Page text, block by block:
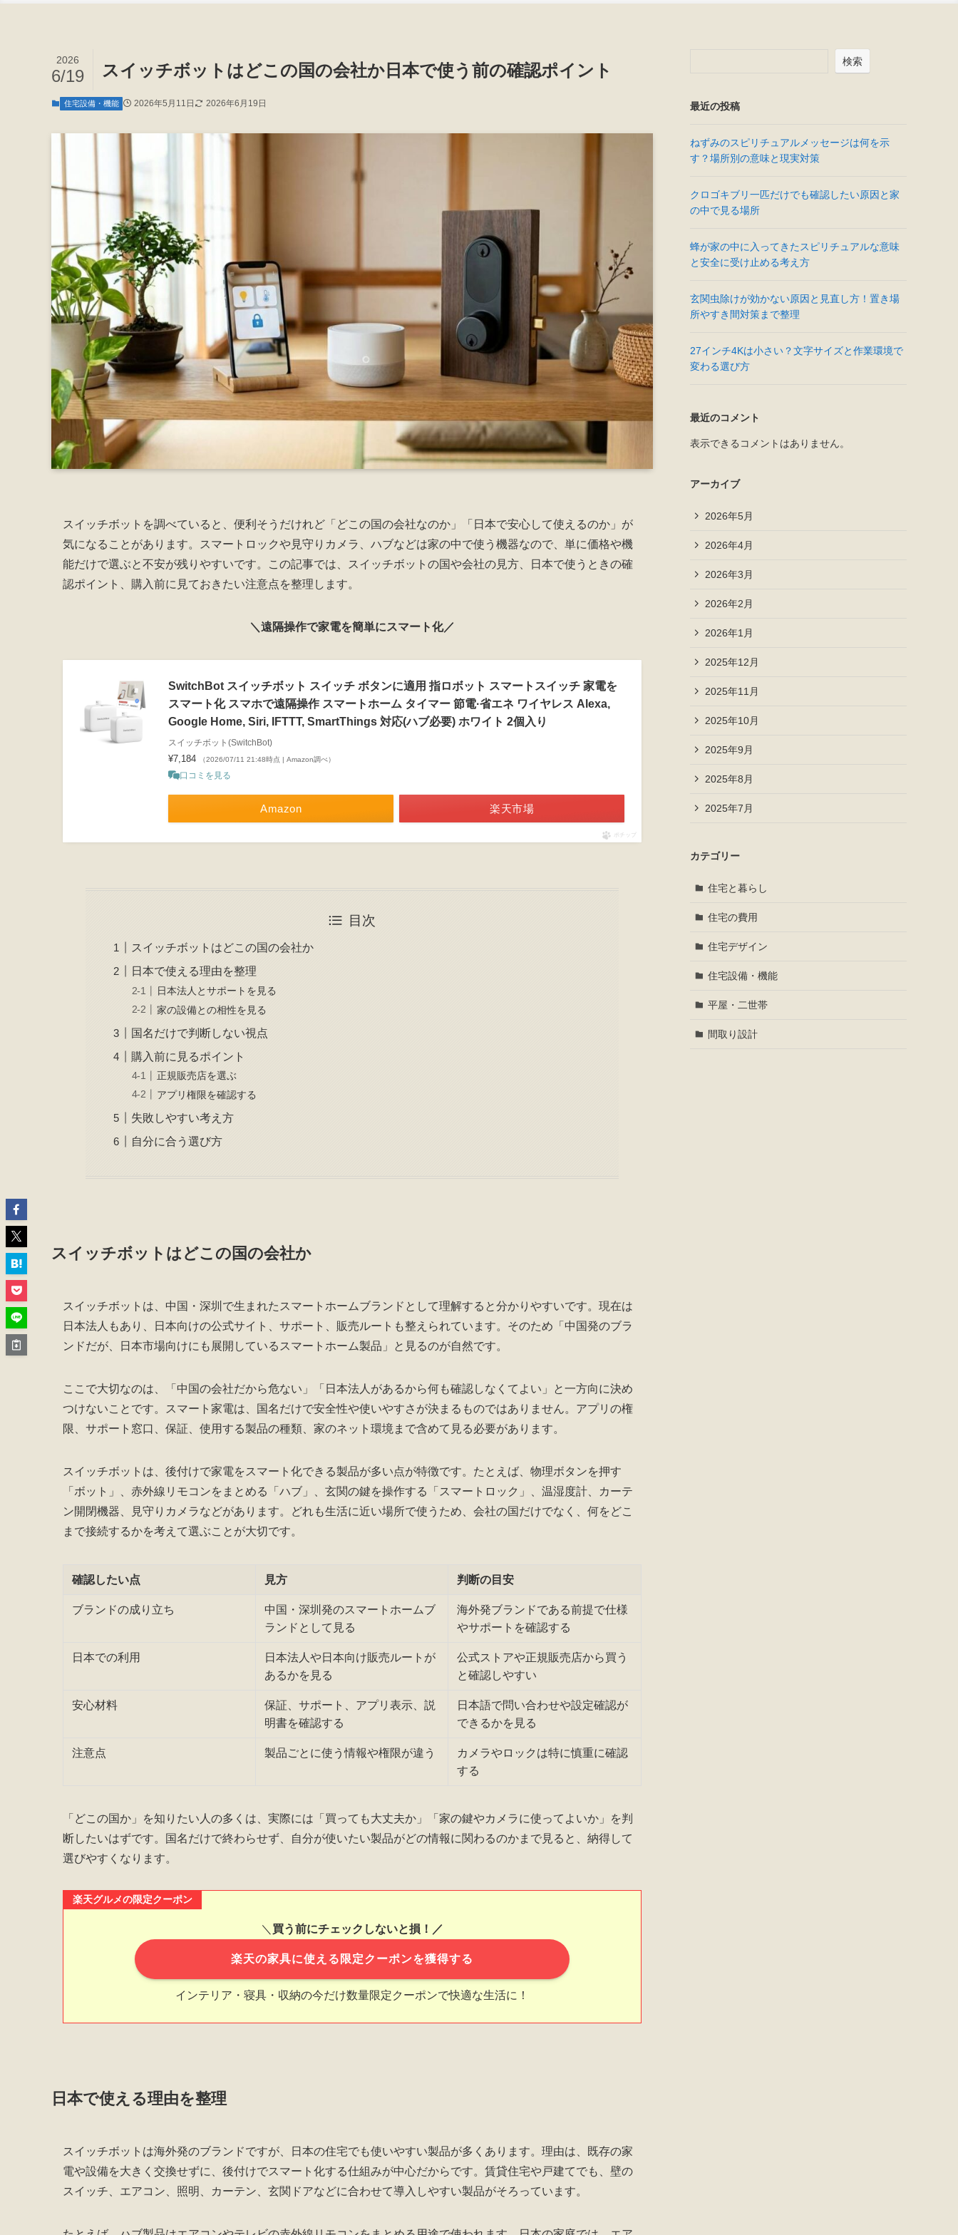
スイッチボットはどこの国の会社か日本で使う前の確認ポイント
2026
6/19
住宅設備・機能 2026年5月11日 2026年6月19日
スイッチボットを調べていると、便利そうだけれど「どこの国の会社なのか」「日本で安心して使えるのか」が
気になることがあります。スマートロックや見守りカメラ、ハブなどは家の中で使う機器なので、単に価格や機
能だけで選ぶと不安が残りやすいです。この記事では、スイッチボットの国や会社の見方、日本で使うときの確
認ポイント、購入前に見ておきたい注意点を整理します。
＼遠隔操作で家電を簡単にスマート化／
SwitchBot スイッチボット スイッチ ボタンに適用 指ロボット スマートスイッチ 家電を
スマート化 スマホで遠隔操作 スマートホーム タイマー 節電·省エネ ワイヤレス Alexa,
Google Home, Siri, IFTTT, SmartThings 対応(ハブ必要) ホワイト 2個入り
スイッチボット(SwitchBot)
¥7,184 （2026/07/11 21:48時点 | Amazon調べ）
口コミを見る
Amazon 楽天市場
ポチップ
目次
スイッチボットはどこの国の会社か
日本で使える理由を整理
日本法人とサポートを見る
家の設備との相性を見る
国名だけで判断しない視点
購入前に見るポイント
正規販売店を選ぶ
アプリ権限を確認する
失敗しやすい考え方
自分に合う選び方
スイッチボットはどこの国の会社か
スイッチボットは、中国・深圳で生まれたスマートホームブランドとして理解すると分かりやすいです。現在は
日本法人もあり、日本向けの公式サイト、サポート、販売ルートも整えられています。そのため「中国発のブラ
ンドだが、日本市場向けにも展開しているスマートホーム製品」と見るのが自然です。
ここで大切なのは、「中国の会社だから危ない」「日本法人があるから何も確認しなくてよい」と一方向に決め
つけないことです。スマート家電は、国名だけで安全性や使いやすさが決まるものではありません。アプリの権
限、サポート窓口、保証、使用する製品の種類、家のネット環境まで含めて見る必要があります。
スイッチボットは、後付けで家電をスマート化できる製品が多い点が特徴です。たとえば、物理ボタンを押す
「ボット」、赤外線リモコンをまとめる「ハブ」、玄関の鍵を操作する「スマートロック」、温湿度計、カーテ
ン開閉機器、見守りカメラなどがあります。どれも生活に近い場所で使うため、会社の国だけでなく、何をどこ
まで接続するかを考えて選ぶことが大切です。
確認したい点 見方 判断の目安
ブランドの成り立ち
中国・深圳発のスマートホームブ
ランドとして見る
海外発ブランドである前提で仕様
やサポートを確認する
日本での利用
日本法人や日本向け販売ルートが
あるかを見る
公式ストアや正規販売店から買う
と確認しやすい
安心材料
保証、サポート、アプリ表示、説
明書を確認する
日本語で問い合わせや設定確認が
できるかを見る
注意点 製品ごとに使う情報や権限が違う
カメラやロックは特に慎重に確認
する
「どこの国か」を知りたい人の多くは、実際には「買っても大丈夫か」「家の鍵やカメラに使ってよいか」を判
断したいはずです。国名だけで終わらせず、自分が使いたい製品がどの情報に関わるのかまで見ると、納得して
選びやすくなります。
楽天グルメの限定クーポン
＼ 買う前にチェックしないと損！／
楽天の家具に使える限定クーポンを獲得する
インテリア・寝具・収納の今だけ数量限定クーポンで快適な生活に！
日本で使える理由を整理
スイッチボットは海外発のブランドですが、日本の住宅でも使いやすい製品が多くあります。理由は、既存の家
電や設備を大きく交換せずに、後付けでスマート化する仕組みが中心だからです。賃貸住宅や戸建てでも、壁の
スイッチ、エアコン、照明、カーテン、玄関ドアなどに合わせて導入しやすい製品がそろっています。
検索
最近の投稿
ねずみのスピリチュアルメッセージは何を示
す？場所別の意味と現実対策
クロゴキブリ一匹だけでも確認したい原因と家
の中で見る場所
蜂が家の中に入ってきたスピリチュアルな意味
と安全に受け止める考え方
玄関虫除けが効かない原因と見直し方！置き場
所やすき間対策まで整理
27インチ4Kは小さい？文字サイズと作業環境で
変わる選び方
最近のコメント
表示できるコメントはありません。
アーカイブ
2026年5月
2026年4月
2026年3月
2026年2月
2026年1月
2025年12月
2025年11月
2025年10月
2025年9月
2025年8月
2025年7月
カテゴリー
住宅と暮らし
住宅の費用
住宅デザイン
住宅設備・機能
平屋・二世帯
間取り設計